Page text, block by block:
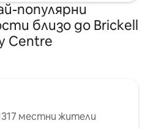
популярни
близо до Brickell
Centre
местни жители